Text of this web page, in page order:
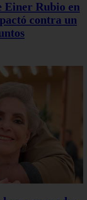
Einer Rubio en
contra un